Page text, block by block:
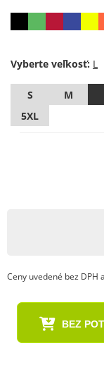
Vyberte veľkosť:
S M
5XL
Ceny uvedené bez DPH
BEZ